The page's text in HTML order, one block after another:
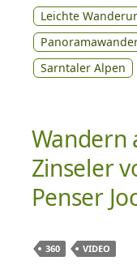
Leichte
Sarntaler Alpen
Wandern
Zinseler
Penser
360 VIDEO